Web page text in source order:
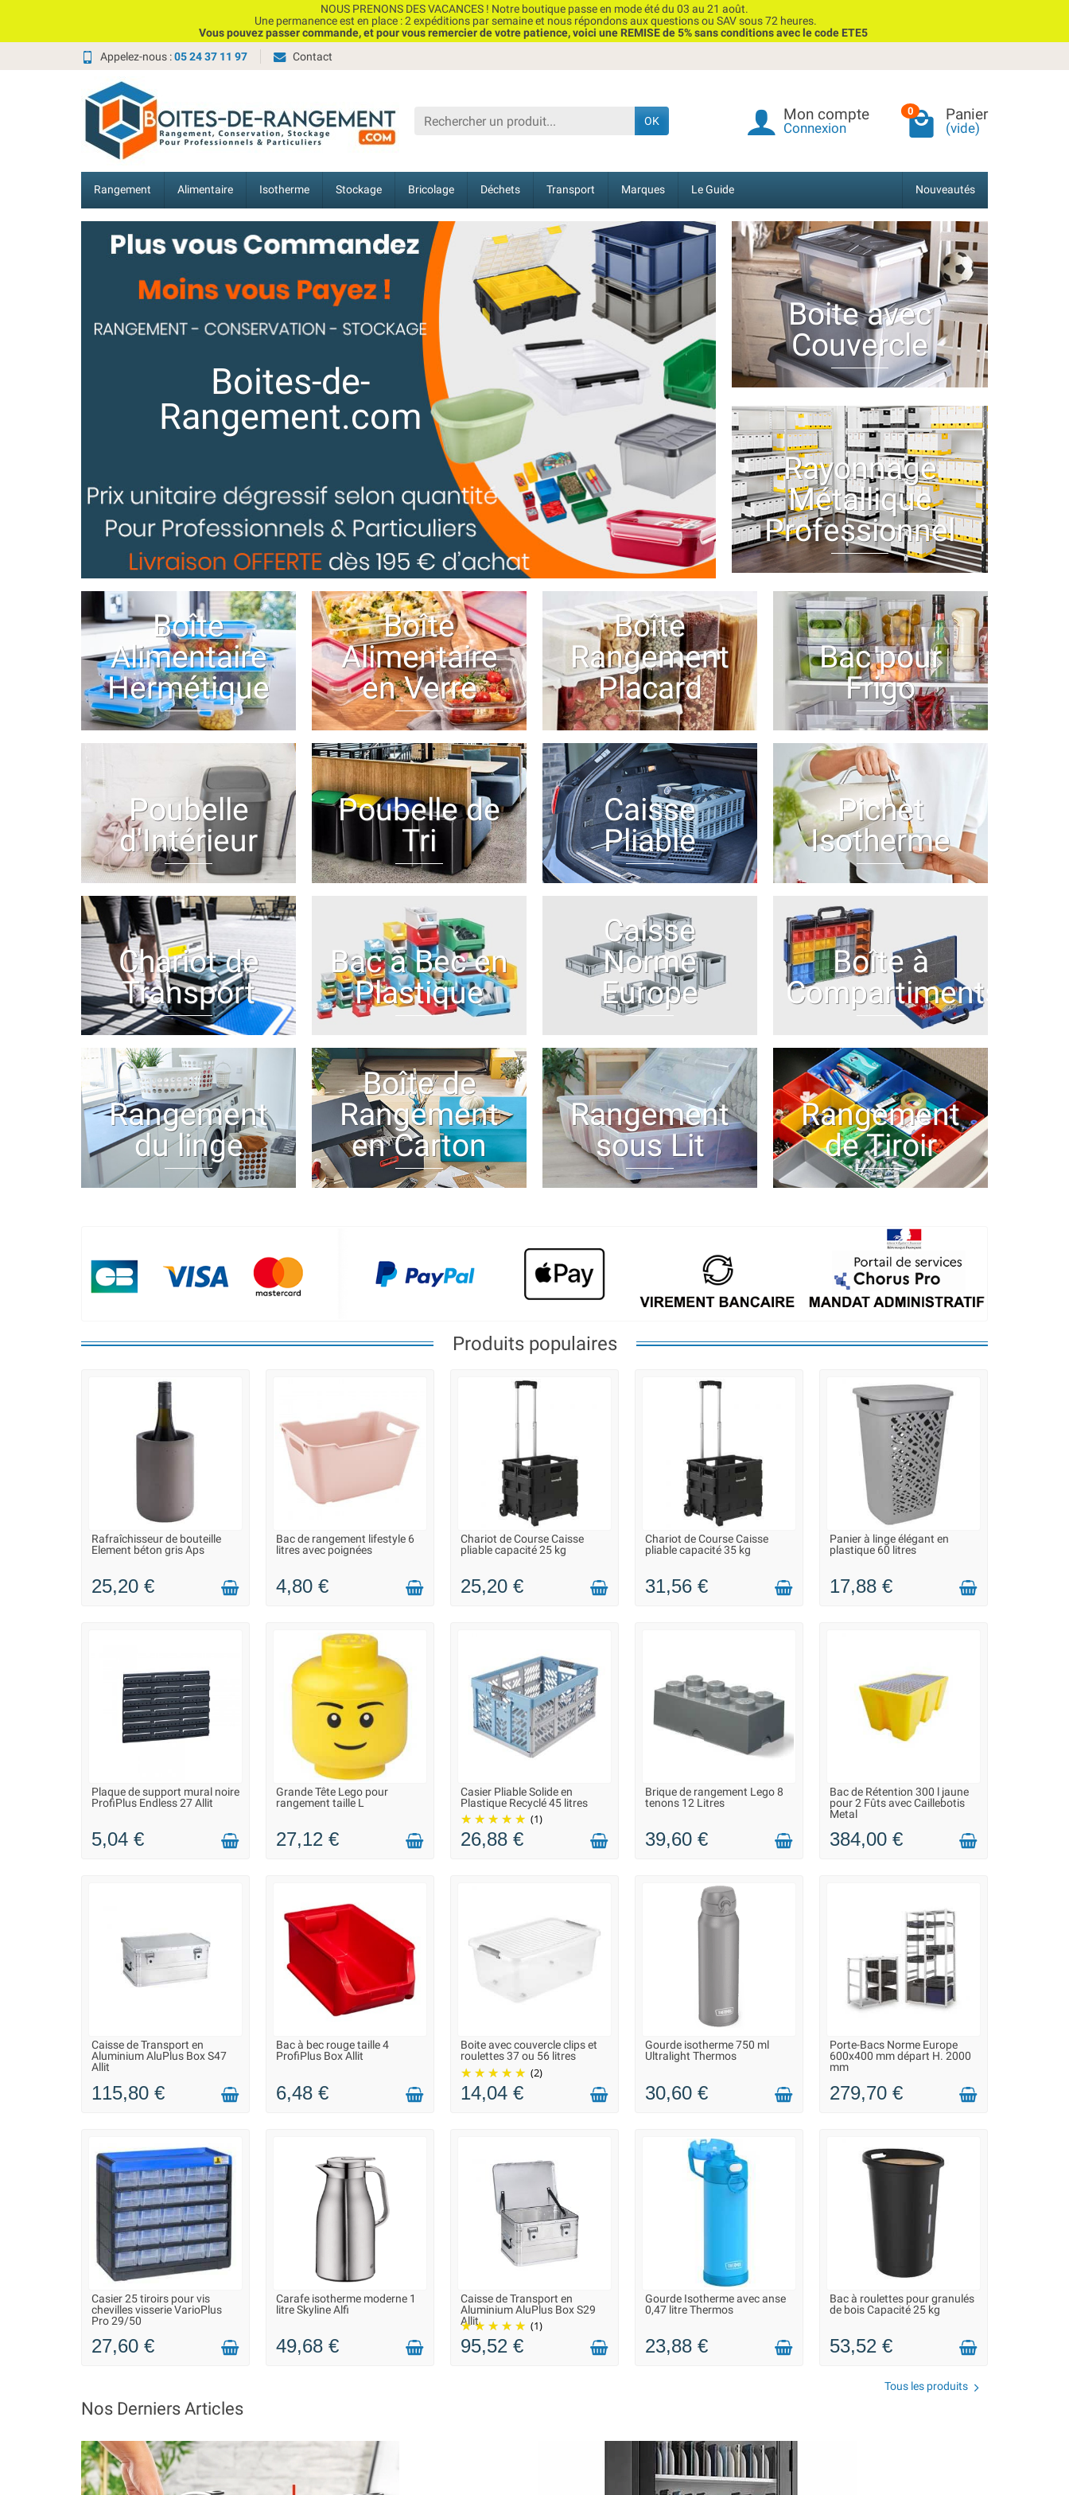
NOUS PRENONS DES VACANCES ! Notre boutique passe en mode été du 03 au 21 août.
Une permanence est en place : 2 expéditions par semaine et nous répondons aux questions ou SAV sous 72 heures.
Vous pouvez passer commande, et pour vous remercier de votre patience, voici une REMISE de 5% sans conditions avec le code ETE5
Appelez-nous :05 24 37 11 97 Contact
OK Mon compte
Connexion
0 Panier
(vide)
Rangement Alimentaire Isotherme Stockage Bricolage Déchets Transport Marques Le Guide Nouveautés
Boites-de-
Rangement.com
Boite avec
Couvercle
Rayonnage
Métallique
Professionnel
Boîte
Alimentaire
Hermétique
Boîte
Alimentaire
en Verre
Boîte
Rangement
Placard
Bac pour
Frigo
Poubelle
d'Intérieur
Poubelle de
Tri
Caisse
Pliable
Pichet
Isotherme
Chariot de
Transport
Bac à Bec en
Plastique
Caisse
Norme
Europe
Boîte à
Compartiments
Rangement
du linge
Boîte de
Rangement
en Carton
Rangement
sous Lit
Rangement
de Tiroir
Produits populaires
LIVRAISON 2 À 3 JOURS
Rafraîchisseur de bouteille
Element béton gris Aps
25,20 €
LIVRAISON 2 À 3 JOURS
Bac de rangement lifestyle 6
litres avec poignées
4,80 €
LIVRAISON 2 À 3 JOURS
Chariot de Course Caisse
pliable capacité 25 kg
25,20 €
LIVRAISON 2 À 3 JOURS
Chariot de Course Caisse
pliable capacité 35 kg
31,56 €
LIVRAISON 2 À 3 JOURS
Panier à linge élégant en
plastique 60 litres
17,88 €
LIVRAISON 2 À 3 JOURS
Plaque de support mural noire
ProfiPlus Endless 27 Allit
5,04 €
LIVRAISON 2 À 3 JOURS
Grande Tête Lego pour
rangement taille L
27,12 €
LIVRAISON 2 À 3 JOURS
Casier Pliable Solide en
Plastique Recyclé 45 litres
(1)
26,88 €
LIVRAISON 2 À 3 JOURS
Brique de rangement Lego 8
tenons 12 Litres
39,60 €
SUR COMMANDE - EXPÉDITION
À PARTIR DU 20 AOÛT
Bac de Rétention 300 l jaune
pour 2 Fûts avec Caillebotis
Metal
384,00 €
EN STOCK DANS 7 JOURS -
VOUS POUVEZ COMMANDER
Caisse de Transport en
Aluminium AluPlus Box S47
Allit
115,80 €
LIVRAISON 2 À 3 JOURS
Bac à bec rouge taille 4
ProfiPlus Box Allit
6,48 €
LIVRAISON 2 À 3 JOURS
Boite avec couvercle clips et
roulettes 37 ou 56 litres
(2)
14,04 €
LIVRAISON 2 À 3 JOURS
Gourde isotherme 750 ml
Ultralight Thermos
30,60 €
SUR COMMANDE - EXPÉDITION
À PARTIR DU 20 AOÛT
Porte-Bacs Norme Europe
600x400 mm départ H. 2000
mm
279,70 €
LIVRAISON 2 À 3 JOURS
Casier 25 tiroirs pour vis
chevilles visserie VarioPlus
Pro 29/50
27,60 €
LIVRAISON 2 À 3 JOURS
Carafe isotherme moderne 1
litre Skyline Alfi
49,68 €
LIVRAISON 2 À 3 JOURS
Caisse de Transport en
Aluminium AluPlus Box S29
Allit
(1)
95,52 €
LIVRAISON 2 À 3 JOURS
Gourde Isotherme avec anse
0,47 litre Thermos
23,88 €
LIVRAISON 2 À 3 JOURS
Bac à roulettes pour granulés
de bois Capacité 25 kg
53,52 €
Tous les produits
Nos Derniers Articles